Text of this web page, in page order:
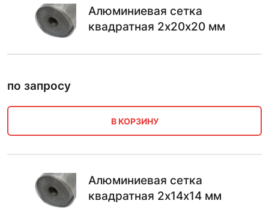
Алюминиевая сетка
квадратная 2х20х20 мм
по запросу
В КОРЗИНУ
Алюминиевая сетка
квадратная 2х14х14 мм